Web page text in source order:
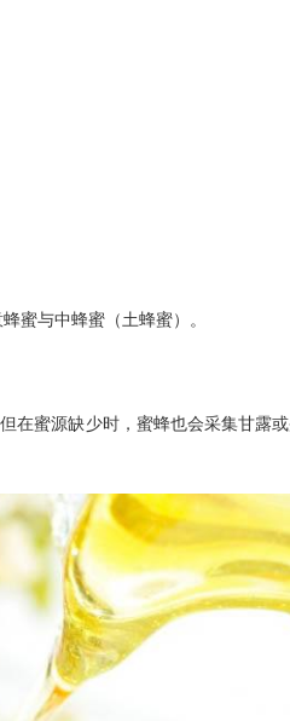
蜜与中蜂蜜（土蜂蜜）。
在蜜源缺少时，蜜蜂也会采集甘露